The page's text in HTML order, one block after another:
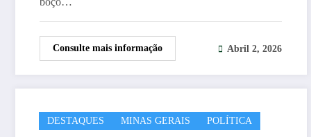
Consulte mais informação Abril 2, 2026
DESTAQUES MINAS GERAIS POLÍTICA